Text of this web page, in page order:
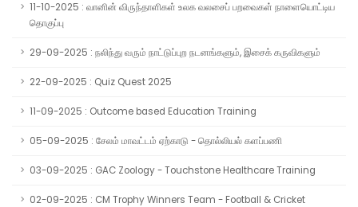
11-10-2025 : வானின் விருந்தாளிகள் உலக வலசைப் பறவைகள் நாளையொட்டிய
தொகுப்பு
29-09-2025 : நலிந்து வரும் நாட்டுப்புற நடனங்களும், இசைக் கருவிகளும்
22-09-2025 : Quiz Quest 2025
11-09-2025 : Outcome based Education Training
05-09-2025 : சேலம் மாவட்டம் ஏற்காடு - தொல்லியல் களப்பணி
03-09-2025 : GAC Zoology - Touchstone Healthcare Training
02-09-2025 : CM Trophy Winners Team - Football & Cricket